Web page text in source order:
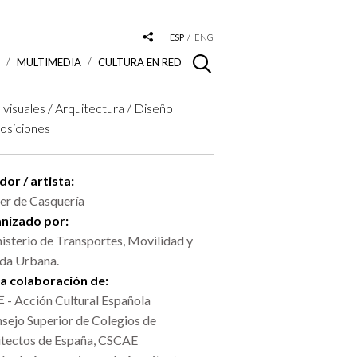
ESP ENG
MULTIMEDIA CULTURA EN RED
/ Arquitectura / Diseño
/ artista:
de Casquería
por:
de Transportes, Movilidad y
Urbana.
colaboración de:
- Acción Cultural Española
Superior de Colegios de
de España, CSCAE